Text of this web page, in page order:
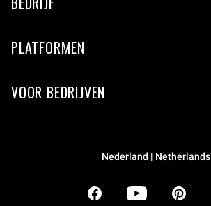
PLATFORMEN
VOOR BEDRIJVEN
Nederland | Netherlands